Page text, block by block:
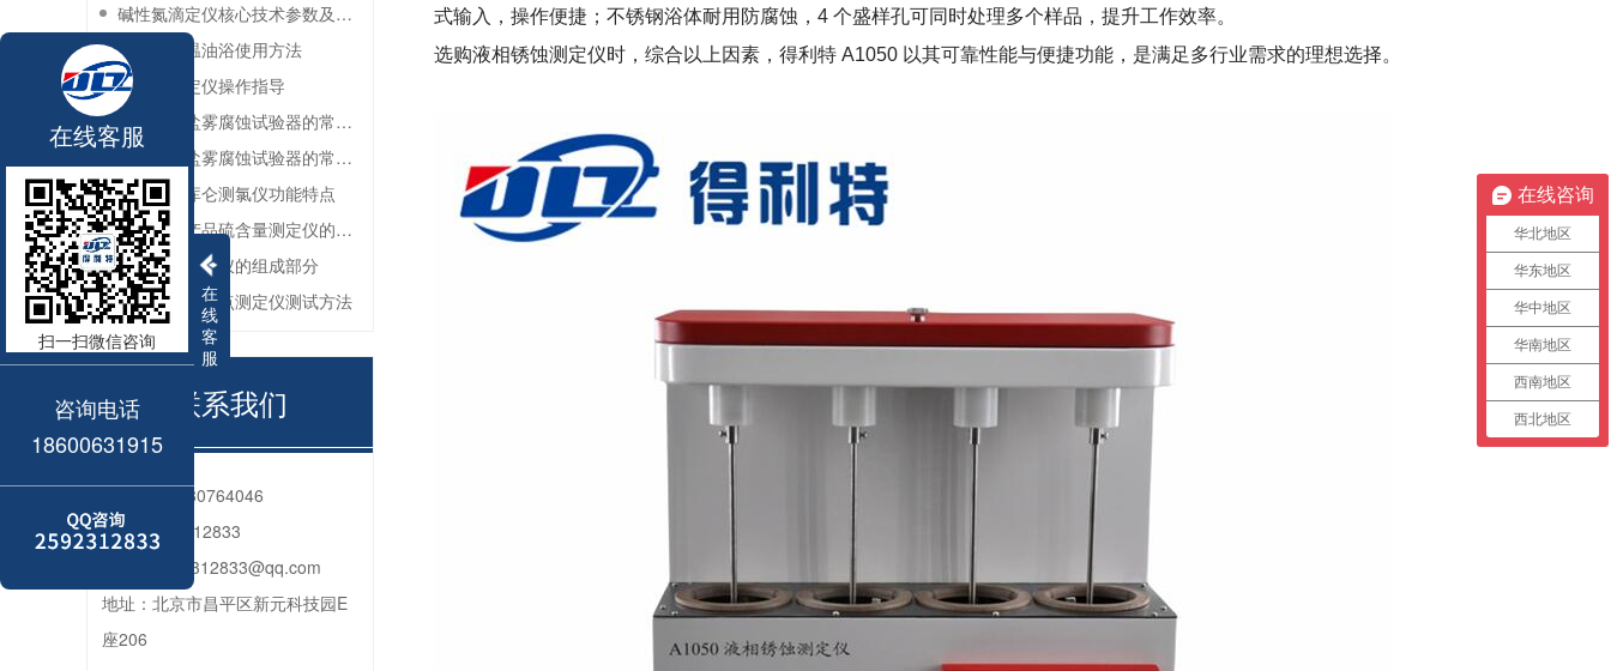
式输入，操作便捷；不锈钢浴体耐用防腐蚀，4 个盛样孔可同时处理多个样品，提升工作效率。
选购液相锈蚀测定仪时，综合以上因素，得利特 A1050 以其可靠性能与便捷功能，是满足多行业需求的理想选择。
碱性氮滴定仪核心技术参数及应用说明
实验室恒温油浴使用方法
过滤性测定仪操作指导
防锈油脂盐雾腐蚀试验器的常见故障与解决方法
防锈油脂盐雾腐蚀试验器的常见故障与解决方法
全自动微库仑测氯仪功能特点
深色石油产品硫含量测定仪的工作环境要求
油品色度测定仪的组成部分
石油产品苯胺点测定仪测试方法
联系我们
010-80764046
QQ：2592312833
2592312833@qq.com
地址： 北京市昌平区新元科技园E
座206
在
线
客
服
在线客服
扫一扫微信咨询
咨询电话
18600631915
在线咨询
华北地区
华东地区
华中地区
华南地区
西南地区
西北地区